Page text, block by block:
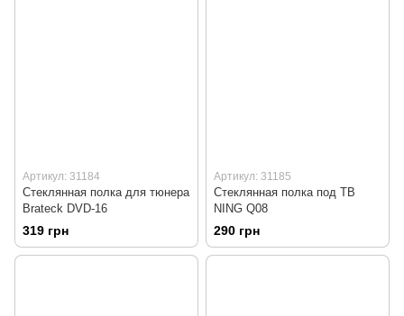
Артикул: 31184
Стеклянная полка для тюнера
Brateck DVD-16
319 грн
Артикул: 31185
Стеклянная полка под ТВ
NING Q08
290 грн